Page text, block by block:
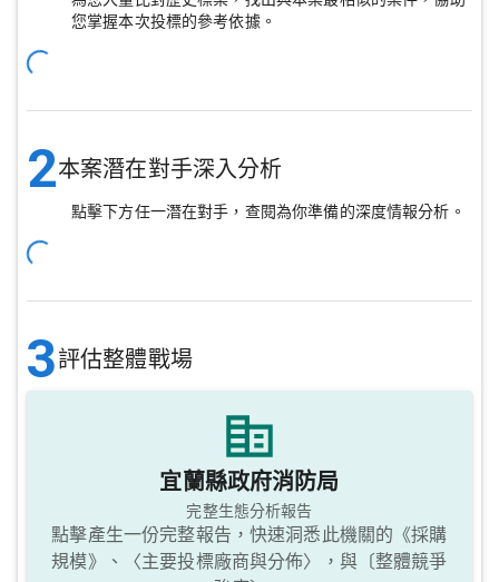
您掌握本次投標的參考依據。
2本案潛在對手深入分析
點擊下方任一潛在對手，查閱為你準備的深度情報分析。
3評估整體戰場
宜蘭縣政府消防局
完整生態分析報告
點擊產生一份完整報告，快速洞悉此機關的《採購
規模》、〈主要投標廠商與分佈〉，與〔整體競爭